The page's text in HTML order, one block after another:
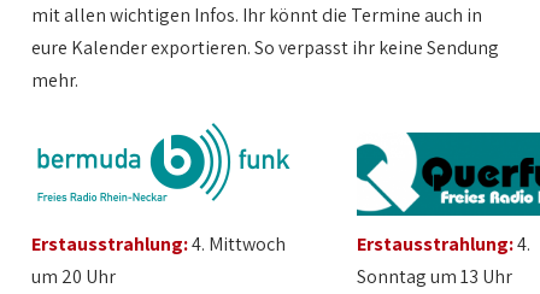
mit allen wichtigen Infos. Ihr könnt die Termine auch in
eure Kalender exportieren. So verpasst ihr keine Sendung
mehr.
Erstausstrahlung:4. Mittwoch
um 20 Uhr
Erstausstrahlung:4.
Sonntag um 13 Uhr
1:00
2:00